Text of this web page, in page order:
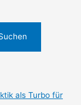
als Turbo für